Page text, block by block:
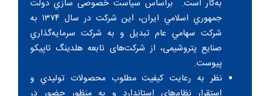
به‌كار است. براساس سياست خصوصی سازي دولت
جمهوري اسلامي ايران، اين شركت در سال ۱۳۷۴ به
شركت سهامي عام تبديل و به شركت‌ سرمايه‌گذاري
صنایع پتروشيمی، از شرکت‌های تابعه هلدینگ تاپیکو
پيوست.
نظر به رعايت كيفيت مطلوب محصولات توليدي و